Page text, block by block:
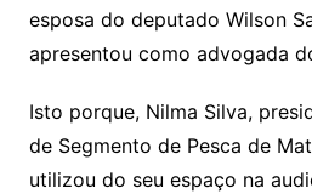
esposa do deputado Wilson
apresentou como advogada
Isto porque, Nilma Silva,
de Segmento de Pesca de
utilizou do seu espaço na